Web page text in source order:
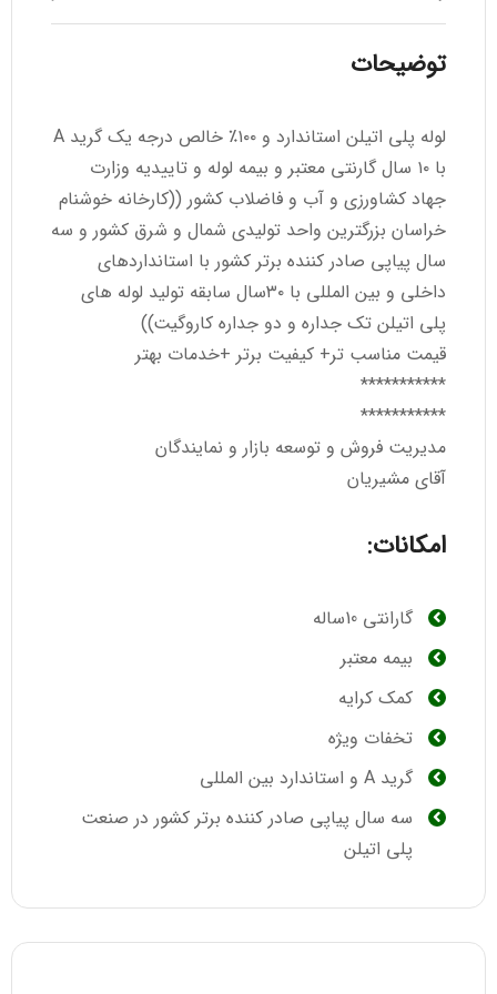
توضیحات
لوله پلی اتیلن استاندارد و ۱۰۰٪ خالص درجه یک گرید A
با ۱۰ سال گارنتی معتبر و بیمه لوله و تاییدیه وزارت
جهاد کشاورزی و آب و فاضلاب کشور ((کارخانه خوشنام
خراسان بزرگترین واحد تولیدی شمال و شرق کشور و سه
سال پیاپی صادر کننده برتر کشور با استانداردهای
داخلی و بین المللی با ۳۰سال سابقه تولید لوله های
پلی اتیلن تک جداره و دو جداره کاروگیت))
قیمت مناسب تر+ کیفیت برتر +خدمات بهتر
***********
***********
مدیریت فروش و توسعه بازار و نمایندگان
آقای مشیریان
امکانات:
گارانتی 10ساله
بیمه معتبر
کمک کرایه
تخفات ویژه
گرید A و استاندارد بین المللی
سه سال پیاپی صادر کننده برتر کشور در صنعت
پلی اتیلن